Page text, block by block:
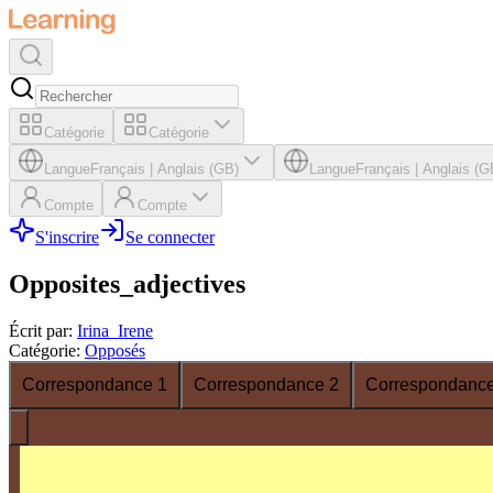
Catégorie Catégorie
LangueFrançais Anglais (GB) LangueFrançais Anglais
Compte Compte
S'inscrire Se connecter
Opposites_adjectives
Écrit par: Irina_Irene
Catégorie: Opposés
Correspondance 1
Correspondance 2